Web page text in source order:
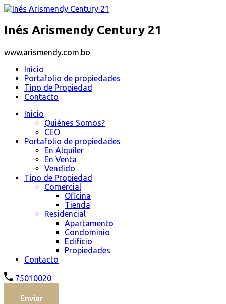
Inés Arismendy Century 21
www.arismendy.com.bo
Inicio
Portafolio de propiedades
Tipo de Propiedad
Contacto
Inicio
Quiénes Somos?
CEO
Portafolio de propiedades
En Alquiler
En Venta
Vendido
Tipo de Propiedad
Comercial
Oficina
Tienda
Residencial
Apartamento
Condominio
Edificio
Propiedades
Contacto
75010020
Enviar